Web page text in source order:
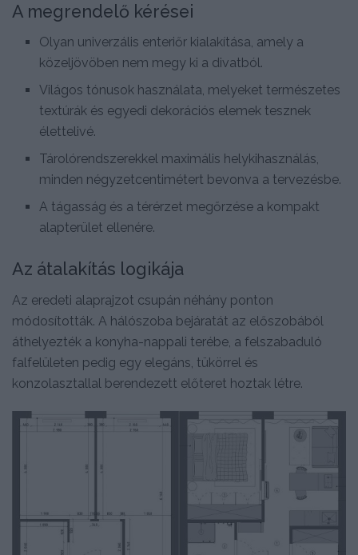
A megrendelő kérései
Olyan univerzális enteriőr kialakítása, amely a
közeljövöben nem megy ki a divatból.
Világos tónusok használata, melyeket természetes
textúrák és egyedi dekorációs elemek tesznek
élettelivé.
Tárolórendszerekkel maximális helykihasználás,
minden négyzetcentimétert bevonva a tervezésbe.
A tágasság és a térérzet megőrzése a kompakt
alapterület ellenére.
Az átalakítás logikája
Az eredeti alaprajzot csupán néhány ponton
módosították. A hálószoba bejáratát az előszobából
áthelyezték a konyha-nappali terébe, a felszabaduló
falfelületen pedig egy elegáns, tükörrel és
konzolasztallal berendezett előteret hoztak létre.